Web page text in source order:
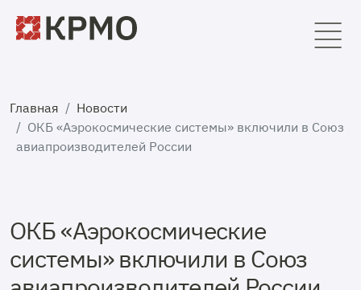
Главная
Новости
ОКБ «Аэрокосмические системы» включили в Союз
авиапроизводителей России
ОКБ «Аэрокосмические
системы» включили в Союз